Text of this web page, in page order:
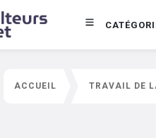
ACCUEIL TRAVAIL DE